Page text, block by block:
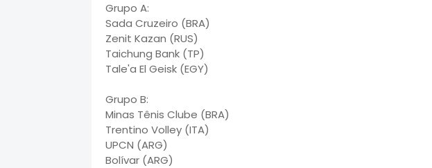
Grupo A:
Sada Cruzeiro (BRA)
Zenit Kazan (RUS)
Taichung Bank (TP)
Tale'a El Geisk (EGY)
Grupo B:
Minas Tênis Clube (BRA)
Trentino Volley (ITA)
UPCN (ARG)
Bolívar (ARG)